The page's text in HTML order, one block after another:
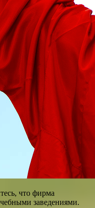
что фирма
заведениями.